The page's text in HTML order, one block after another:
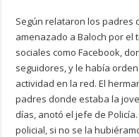
Según relataron los padres
amenazado a Baloch por el
sociales como Facebook,
seguidores, y le había
actividad en la red. El
padres donde estaba la
días, anotó el jefe de
policial, si no se la